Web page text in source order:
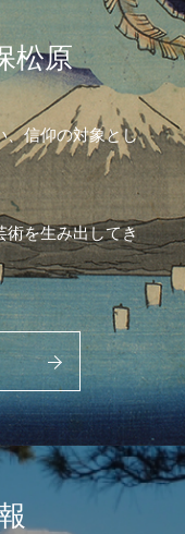
松原
、信仰の対象とし
術を生み出してき